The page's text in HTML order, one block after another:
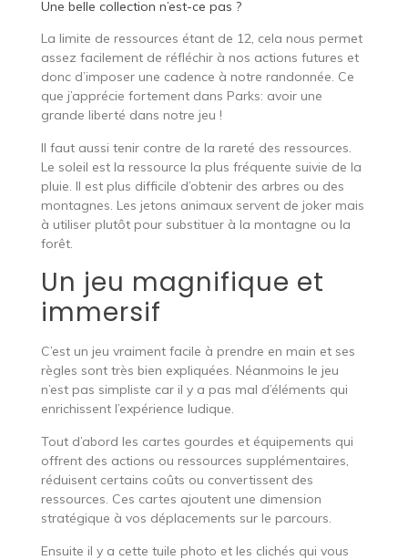
Une belle collection n’est-ce pas ?
La limite de ressources étant de 12, cela nous permet
assez facilement de réfléchir à nos actions futures et
donc d’imposer une cadence à notre randonnée. Ce
que j’apprécie fortement dans Parks: avoir une
grande liberté dans notre jeu !
Il faut aussi tenir contre de la rareté des ressources.
Le soleil est la ressource la plus fréquente suivie de la
pluie. Il est plus difficile d’obtenir des arbres ou des
montagnes. Les jetons animaux servent de joker mais
à utiliser plutôt pour substituer à la montagne ou la
forêt.
Un jeu magnifique et
immersif
C’est un jeu vraiment facile à prendre en main et ses
règles sont très bien expliquées. Néanmoins le jeu
n’est pas simpliste car il y a pas mal d’éléments qui
enrichissent l’expérience ludique.
Tout d’abord les cartes gourdes et équipements qui
offrent des actions ou ressources supplémentaires,
réduisent certains coûts ou convertissent des
ressources. Ces cartes ajoutent une dimension
stratégique à vos déplacements sur le parcours.
Ensuite il y a cette tuile photo et les clichés qui vous